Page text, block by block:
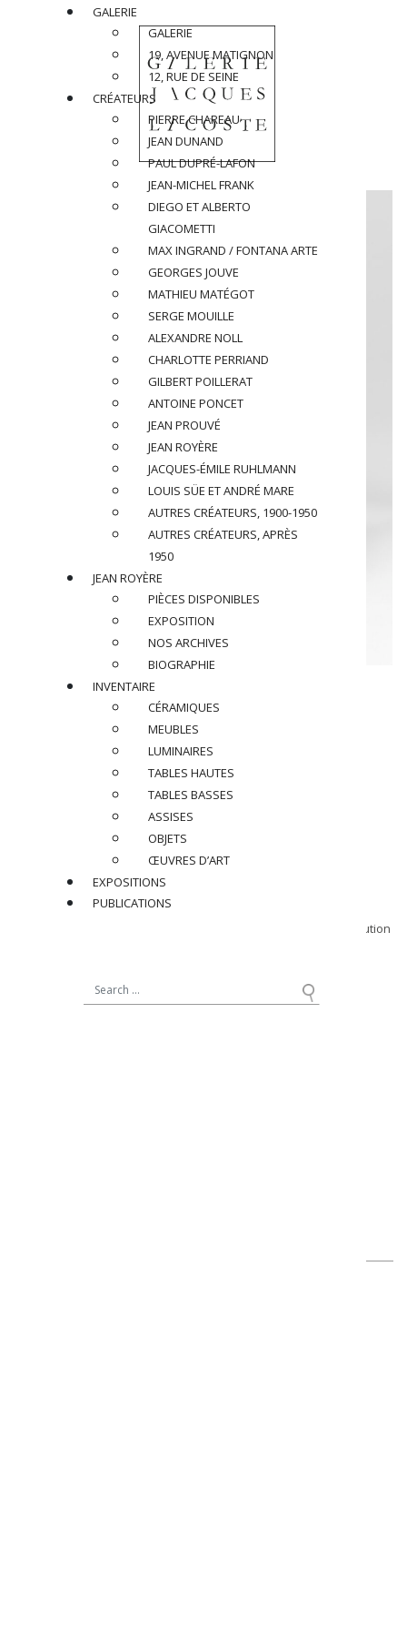
JEAN ROYÈRE (1902-1981)
Fauteuil Bridge, circa 1950
En merisier et velours
H 29,9 x W 21,5 x D 18,9 in.
Hauteur d’assise : 45 cm / 17,7 in.
Documentation :
Archives Jean Royère, Musée de Arts Décoratifs, plan d’exécution
GALERIE
GALERIE
19, AVENUE MATIGNON
12, RUE DE SEINE
CRÉATEURS
PIERRE CHAREAU
JEAN DUNAND
PAUL DUPRÉ-LAFON
JEAN-MICHEL FRANK
DIEGO ET ALBERTO
GIACOMETTI
MAX INGRAND / FONTANA ARTE
GEORGES JOUVE
MATHIEU MATÉGOT
SERGE MOUILLE
ALEXANDRE NOLL
CHARLOTTE PERRIAND
GILBERT POILLERAT
ANTOINE PONCET
JEAN PROUVÉ
JEAN ROYÈRE
JACQUES-ÉMILE RUHLMANN
LOUIS SÜE ET ANDRÉ MARE
AUTRES CRÉATEURS, 1900-1950
AUTRES CRÉATEURS, APRÈS
1950
JEAN ROYÈRE
PIÈCES DISPONIBLES
EXPOSITION
NOS ARCHIVES
BIOGRAPHIE
INVENTAIRE
CÉRAMIQUES
MEUBLES
LUMINAIRES
TABLES HAUTES
TABLES BASSES
ASSISES
OBJETS
ŒUVRES D’ART
EXPOSITIONS
PUBLICATIONS